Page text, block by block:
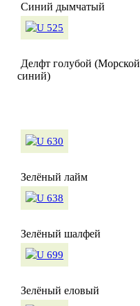
Синий дымчатый
Делфт голубой (Морской
синий)
Зелёный лайм
Зелёный шалфей
Зелёный еловый